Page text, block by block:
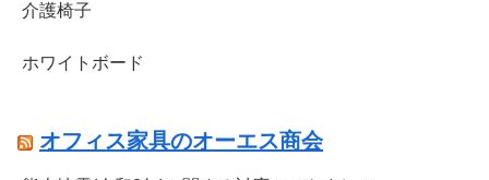
介護椅子
ホワイトボード
オフィス家具のオーエス商会